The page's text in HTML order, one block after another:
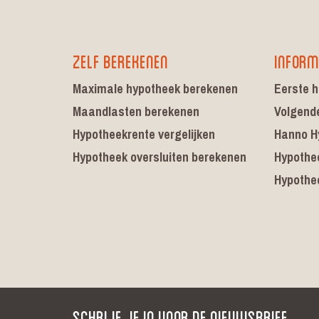
Zelf berekenen
Maximale hypotheek berekenen
Maandlasten berekenen
Hypotheekrente vergelijken
Hypotheek oversluiten berekenen
Eerste
Hanno